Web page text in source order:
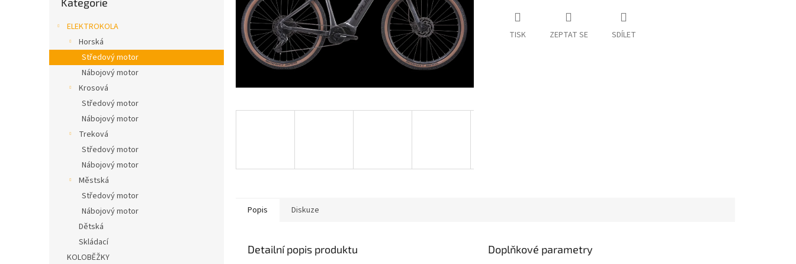
ELEKTROKOLA
Horská
Středový motor
Nábojový motor
Krosová
Středový motor
Nábojový motor
Treková
Středový motor
Nábojový motor
Městská
Středový motor
Nábojový motor
Dětská
Skládací
KOLOBĚŽKY
TISK ZEPTAT SE SDÍLET
Popis Diskuze
Detailní popis produktu Doplňkové parametry